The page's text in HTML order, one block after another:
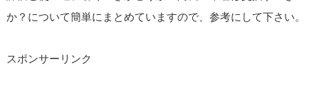
か？について簡単にまとめていますので、参考にして下さい。
スポンサーリンク